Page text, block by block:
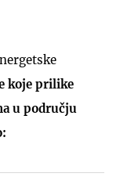
koje prilike
u području